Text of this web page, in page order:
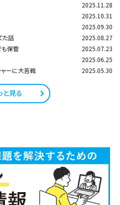
2025.11.28
2025.10.31
2025.09.30
た話
2025.08.27
も保管
2025.07.23
2025.06.25
ーに大苦戦 2025.05.30
と見る